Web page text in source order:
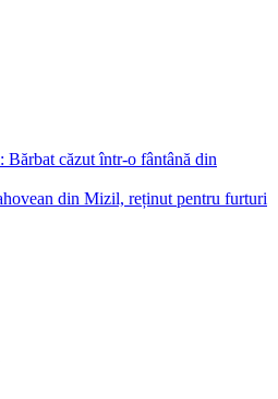
Bărbat căzut într-o fântână din
din Mizil, reținut pentru furturi